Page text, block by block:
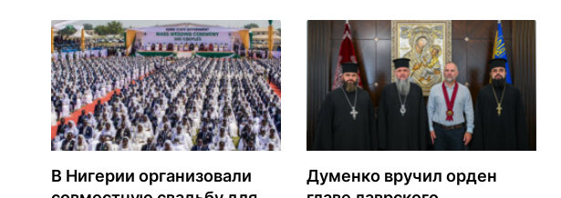
В Нигерии организовали
Думенко вручил орден